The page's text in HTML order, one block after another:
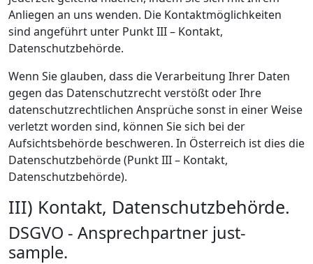
Anliegen an uns wenden. Die Kontaktmöglichkeiten
sind angeführt unter Punkt III – Kontakt,
Datenschutzbehörde.
Wenn Sie glauben, dass die Verarbeitung Ihrer Daten
gegen das Datenschutzrecht verstößt oder Ihre
datenschutzrechtlichen Ansprüche sonst in einer Weise
verletzt worden sind, können Sie sich bei der
Aufsichtsbehörde beschweren. In Österreich ist dies die
Datenschutzbehörde (Punkt III – Kontakt,
Datenschutzbehörde).
III) Kontakt, Datenschutzbehörde.
DSGVO - Ansprechpartner just-
sample.